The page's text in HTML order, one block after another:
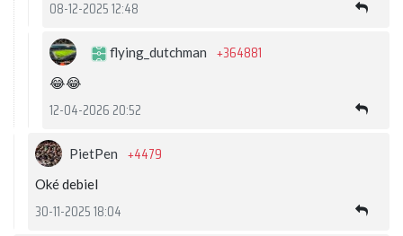
08-12-2025 12:48
flying_dutchman +364881
😂😂
12-04-2026 20:52
PietPen +4479
Oké debiel
30-11-2025 18:04